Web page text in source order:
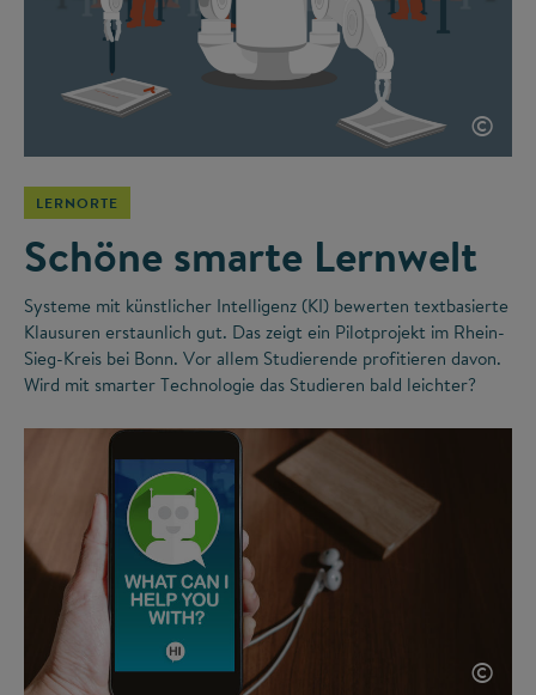
©
LERNORTE
Schöne smarte Lernwelt
Systeme mit künstlicher Intelligenz (KI) bewerten textbasierte
Klausuren erstaunlich gut. Das zeigt ein Pilotprojekt im Rhein-
Sieg-Kreis bei Bonn. Vor allem Studierende profitieren davon.
Wird mit smarter Technologie das Studieren bald leichter?
©